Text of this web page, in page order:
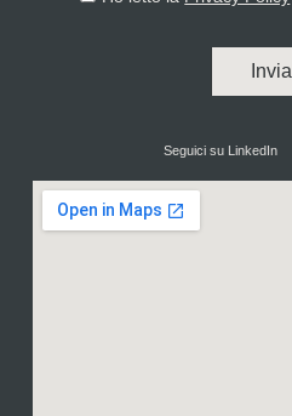
Invia
Seguici su LinkedIn